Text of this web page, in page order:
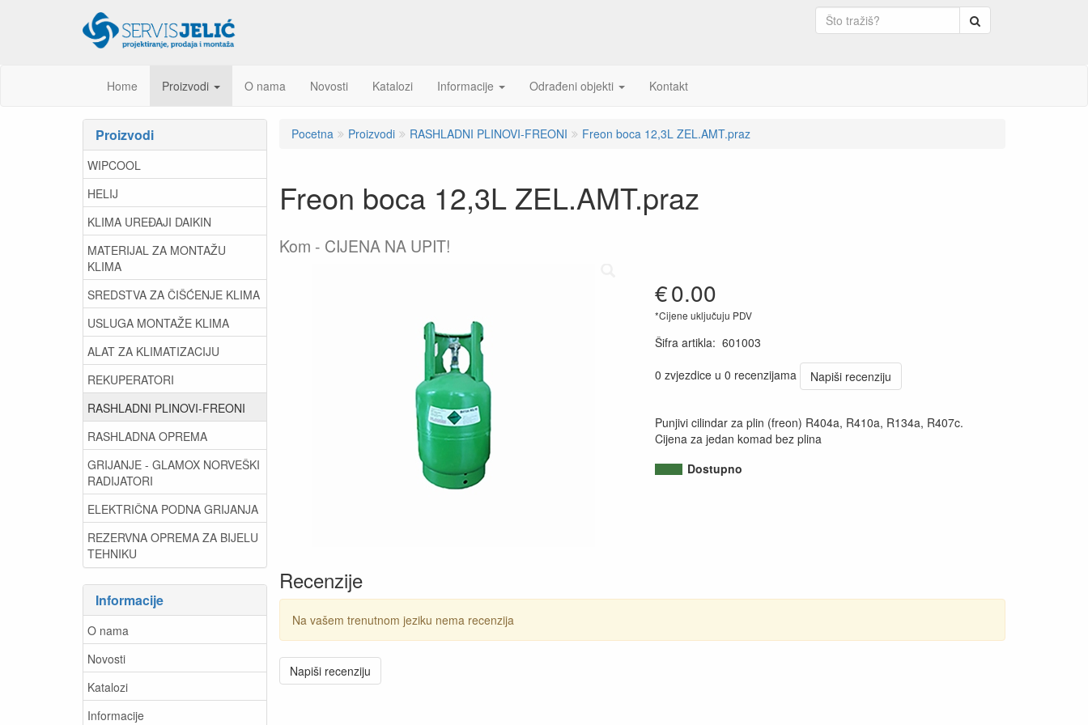
Home Proizvodi O nama Novosti Katalozi Informacije Odrađeni objekti Kontakt
Pocetna Proizvodi RASHLADNI PLINOVI-FREONI Freon boca 12,3L ZEL.AMT.praz
Freon boca 12,3L ZEL.AMT.praz
Kom CIJENA NA UPIT!
€0.00
*Cijene uključuju PDV
Šifra artikla: 601003
0 zvjezdice u 0 recenzijama
Napiši recenziju
Punjivi cilindar za plin (freon) R404a, R410a, R134a, R407c.
Cijena za jedan komad bez plina
Dostupno
Recenzije
Na vašem trenutnom jeziku nema recenzija
Napiši recenziju
Proizvodi
WIPCOOL
HELIJ
KLIMA UREĐAJI DAIKIN
MATERIJAL ZA MONTAŽU
KLIMA
SREDSTVA ZA ČIŠĆENJE KLIMA
USLUGA MONTAŽE KLIMA
ALAT ZA KLIMATIZACIJU
REKUPERATORI
RASHLADNI PLINOVI-FREONI
RASHLADNA OPREMA
GRIJANJE - GLAMOX NORVEŠKI
RADIJATORI
ELEKTRIČNA PODNA GRIJANJA
REZERVNA OPREMA ZA BIJELU
TEHNIKU
Informacije
O nama
Novosti
Katalozi
Informacije